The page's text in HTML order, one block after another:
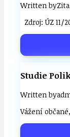
Written by
Zdroj: ÚZ
Studie
Written by
Vážení